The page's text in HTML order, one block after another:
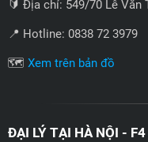
🔰 Địa chỉ: 549/70 Lê Văn
📍 Hotline: 0838 72 3979
🗺️ Xem trên bản đồ
ĐẠI LÝ TẠI HÀ NỘI -